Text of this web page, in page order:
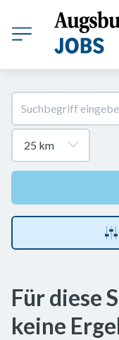
Für diese
keine